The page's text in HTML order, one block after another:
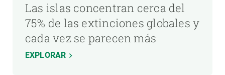
Las islas concentran cerca del
75% de las extinciones globales y
cada vez se parecen más
EXPLORAR